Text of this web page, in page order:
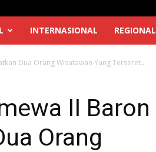
INTERNASIONAL REGIONAL
Dua Orang Wisatawan Yang Terseret...
II Baron
Orang